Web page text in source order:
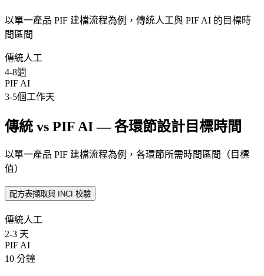
以單一產品 PIF 建檔流程為例，傳統人工與 PIF AI 的目標時
間區間
傳統人工
4-8週
PIF AI
3-5個工作天
傳統 vs PIF AI — 各環節設計目標時間
以單一產品 PIF 建檔流程為例，各環節所需時間區間（目標
值）
配方表擷取與 INCI 校驗
傳統人工
2-3 天
PIF AI
10 分鐘